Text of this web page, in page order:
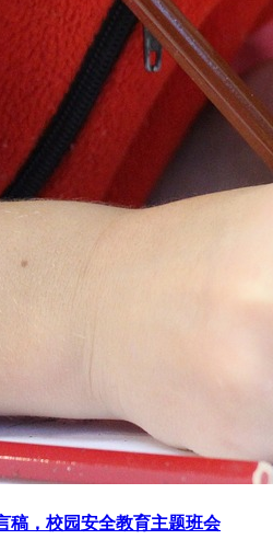
稿，校园安全教育主题班会